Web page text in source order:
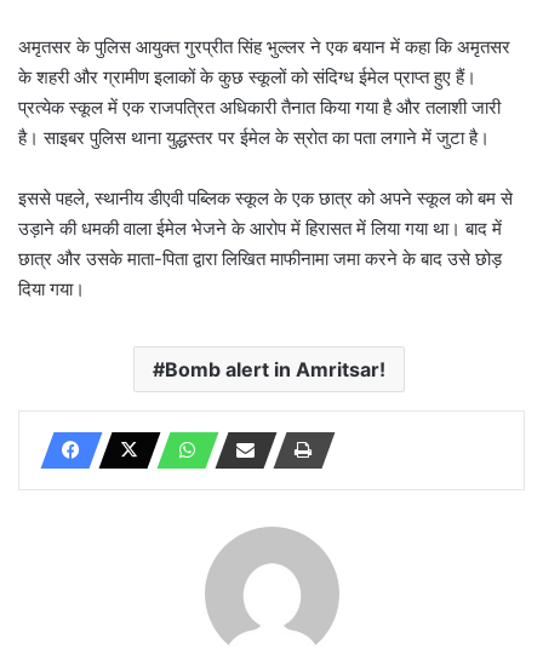
अमृतसर के पुलिस आयुक्त गुरप्रीत सिंह भुल्लर ने एक बयान में कहा कि अमृतसर
के शहरी और ग्रामीण इलाकों के कुछ स्कूलों को संदिग्ध ईमेल प्राप्त हुए हैं।
प्रत्येक स्कूल में एक राजपत्रित अधिकारी तैनात किया गया है और तलाशी जारी
है। साइबर पुलिस थाना युद्धस्तर पर ईमेल के स्रोत का पता लगाने में जुटा है।
इससे पहले, स्थानीय डीएवी पब्लिक स्कूल के एक छात्र को अपने स्कूल को बम से
उड़ाने की धमकी वाला ईमेल भेजने के आरोप में हिरासत में लिया गया था। बाद में
छात्र और उसके माता-पिता द्वारा लिखित माफीनामा जमा करने के बाद उसे छोड़
दिया गया।
Bomb alert in Amritsar!